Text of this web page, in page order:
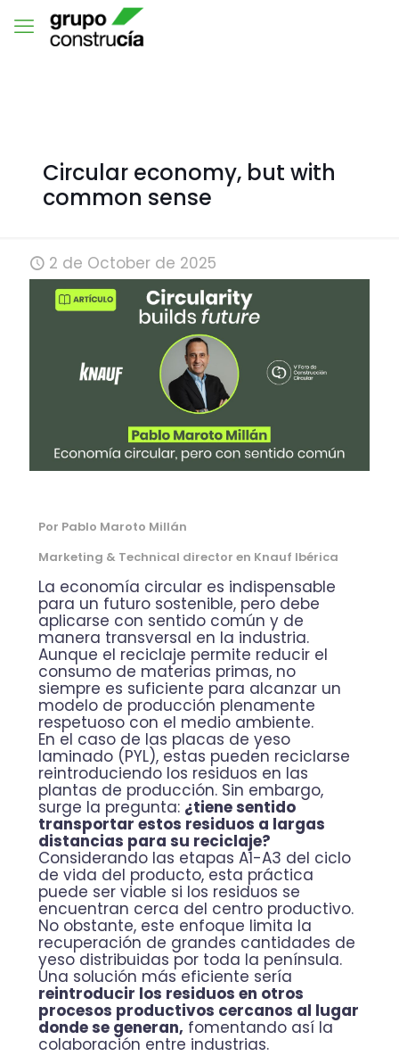
Circular economy, but with
common sense
2 de October de 2025
Por Pablo Maroto Millán
Marketing & Technical director en Knauf Ibérica
La economía circular es indispensable
para un futuro sostenible, pero debe
aplicarse con sentido común y de
manera transversal en la industria.
Aunque el reciclaje permite reducir el
consumo de materias primas, no
siempre es suficiente para alcanzar un
modelo de producción plenamente
respetuoso con el medio ambiente.
En el caso de las placas de yeso
laminado (PYL), estas pueden reciclarse
reintroduciendo los residuos en las
plantas de producción. Sin embargo,
surge la pregunta: ¿tiene sentido
transportar estos residuos a largas
distancias para su reciclaje?
Considerando las etapas A1-A3 del ciclo
de vida del producto, esta práctica
puede ser viable si los residuos se
encuentran cerca del centro productivo.
No obstante, este enfoque limita la
recuperación de grandes cantidades de
yeso distribuidas por toda la península.
Una solución más eficiente sería
reintroducir los residuos en otros
procesos productivos cercanos al lugar
donde se generan, fomentando así la
colaboración entre industrias.